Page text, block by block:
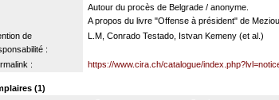
Autour du procès de Belgrade / anonyme.
A propos du livre "Offense à président" de
de
:
L.M, Conrado Testado, Istvan Kemeny (et al.)
: https://www.cira.ch/catalogue/
(1)